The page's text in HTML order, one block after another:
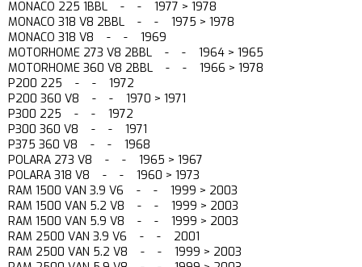
MONACO 225 1BBL - - 1977 > 1978
MONACO 318 V8 2BBL - - 1975 > 1978
MONACO 318 V8 - - 1969
MOTORHOME 273 V8 2BBL - - 1964 > 1965
MOTORHOME 360 V8 2BBL - - 1966 > 1978
P200 225 - - 1972
P200 360 V8 - - 1970 > 1971
P300 225 - - 1972
P300 360 V8 - - 1971
P375 360 V8 - - 1968
POLARA 273 V8 - - 1965 > 1967
POLARA 318 V8 - - 1960 > 1973
RAM 1500 VAN 3.9 V6 - - 1999 > 2003
RAM 1500 VAN 5.2 V8 - - 1999 > 2003
RAM 1500 VAN 5.9 V8 - - 1999 > 2003
RAM 2500 VAN 3.9 V6 - - 2001
RAM 2500 VAN 5.2 V8 - - 1999 > 2003